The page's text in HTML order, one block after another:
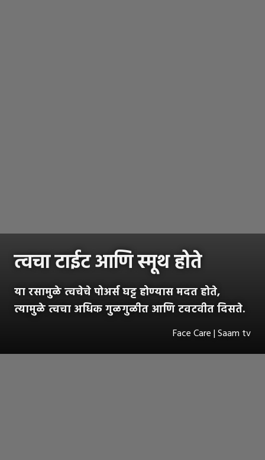
त्वचा टाईट आणि स्मूथ होते
या रसामुळे त्वचेचे पोअर्स घट्ट होण्यास मदत होते,
त्यामुळे त्वचा अधिक गुळगुळीत आणि टवटवीत दिसते.
Face Care | Saam tv